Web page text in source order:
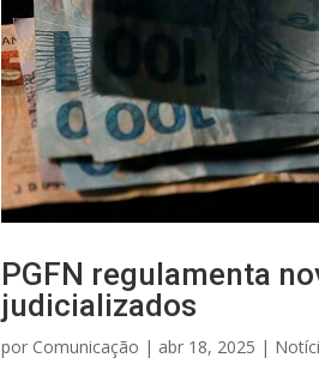
PGFN regulamenta
judicializados
por Comunicação | abr 18, 2025 |